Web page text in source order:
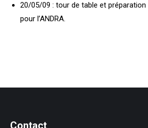
20/05/09 : tour de table et préparation
pour l’ANDRA.
Contact